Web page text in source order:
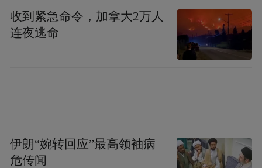
收到紧急命令，加拿大2万人
连夜逃命
伊朗“婉转回应”最高领袖病
危传闻